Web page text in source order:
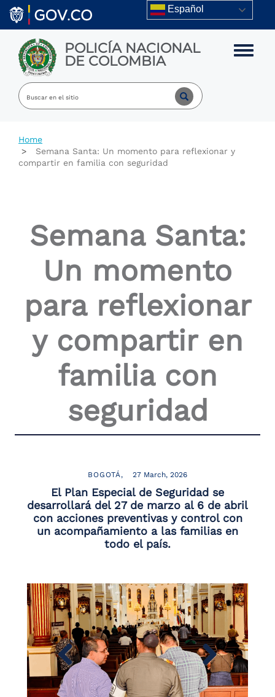
Skip to main content Español
POLICÍA NACIONAL
DE COLOMBIA Toggle
Home
Semana Santa: Un momento para reflexionar y
compartir en familia con seguridad
Semana Santa:
Un momento
para reflexionar
y compartir en
familia con
seguridad
BOGOTÁ 27 March, 2026
El Plan Especial de Seguridad se
desarrollará del 27 de marzo al 6 de abril
con acciones preventivas y control con
un acompañamiento a las familias en
todo el país.